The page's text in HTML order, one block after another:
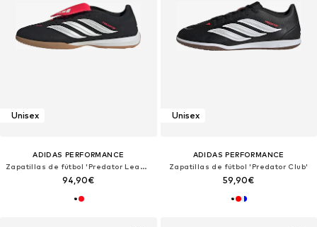
Unisex
ADIDAS PERFORMANCE
Zapatillas de fútbol 'Predator League'
94,90€
Unisex
ADIDAS PERFORMANCE
Zapatillas de fútbol 'Predator Club'
59,90€